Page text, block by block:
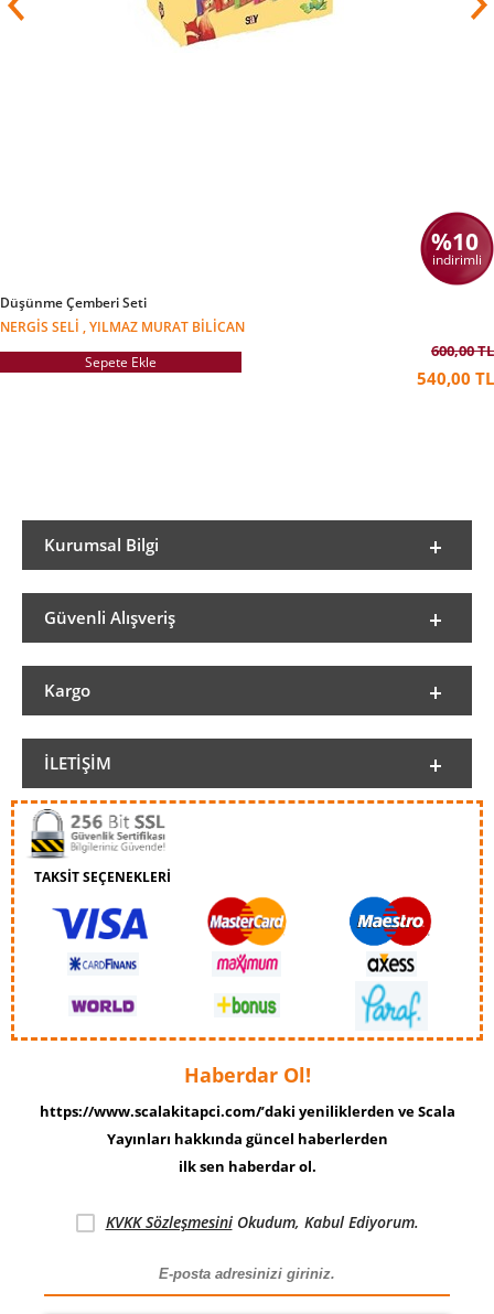
%10
indirimli
Düşünme Çemberi Seti
NERGIS SELI , YILMAZ MURAT BILICAN
Sepete Ekle
600,00 TL
540,00 TL
Kurumsal Bilgi
Güvenli Alışveriş
Kargo
İLETIŞIM
TAKSİT SEÇENEKLERİ
Haberdar Ol!
https://www.scalakitapci.com/’daki yeniliklerden ve Scala
Yayınları hakkında güncel haberlerden
ilk sen haberdar ol.
KVKK SözleşmesiniOkudum, Kabul Ediyorum.